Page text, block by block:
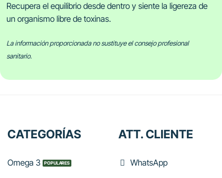
Recupera el equilibrio desde dentro y siente la ligereza de
un organismo libre de toxinas.
La información proporcionada no sustituye el consejo profesional
sanitario.
CATEGORÍAS
Omega 3
ATT. CLIENTE
WhatsApp